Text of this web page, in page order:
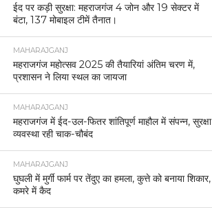
ईद पर कड़ी सुरक्षा: महराजगंज 4 जोन और 19 सेक्टर में
बंटा, 137 मोबाइल टीमें तैनात।
MAHARAJGANJ
महराजगंज महोत्सव 2025 की तैयारियां अंतिम चरण में,
प्रशासन ने लिया स्थल का जायजा
MAHARAJGANJ
महराजगंज में ईद-उल-फितर शांतिपूर्ण माहौल में संपन्न, सुरक्षा
व्यवस्था रही चाक-चौबंद
MAHARAJGANJ
घुघली में मुर्गी फार्म पर तेंदुए का हमला, कुत्ते को बनाया शिकार,
कमरे में कैद